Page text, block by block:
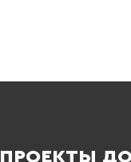
ПРОЕКТЫ